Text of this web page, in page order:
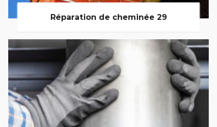
Réparation de cheminée 29